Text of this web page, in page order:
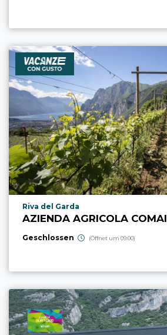
aria.poi_location_prefix
Riva del Garda
AZIENDA AGRICOLA COMAI
Geschlossen (Öffnet um 09:00)